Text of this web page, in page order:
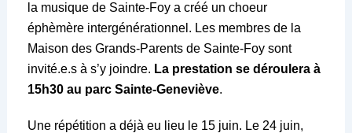
la musique de Sainte-Foy a créé un choeur
éphèmère intergénérationnel. Les membres de la
Maison des Grands-Parents de Sainte-Foy sont
invité.e.s à s’y joindre. La prestation se déroulera à
15h30 au parc Sainte-Geneviève.
Une répétition a déjà eu lieu le 15 juin. Le 24 juin,